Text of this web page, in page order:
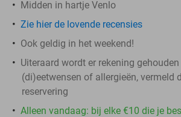
Midden in hartje Venlo
Zie hier de lovende recensies
Ook geldig in het weekend!
Uiteraard wordt er rekening
(di)eetwensen of allergieën, vermeld
reservering
Alleen vandaag: bij elke €10 die je